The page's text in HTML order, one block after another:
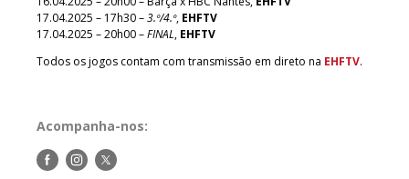
17.04.2025 – 17h30 –3.º/4.º, EHFTV
17.04.2025 – 20h00 –FINAL, EHFTV
Todos os jogos contam com transmissão em direto na EHFTV.
Acompanha-nos:
Siga-Siga-Siga-